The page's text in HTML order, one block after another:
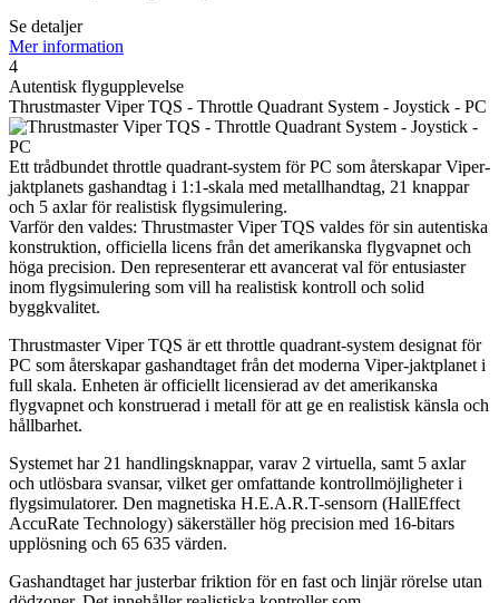
Se detaljer
Mer information
4
Autentisk flygupplevelse
Thrustmaster Viper TQS - Throttle Quadrant System - Joystick - PC
Ett trådbundet throttle quadrant-system för PC som återskapar Viper-
jaktplanets gashandtag i 1:1-skala med metallhandtag, 21 knappar
och 5 axlar för realistisk flygsimulering.
Varför den valdes: Thrustmaster Viper TQS valdes för sin autentiska
konstruktion, officiella licens från det amerikanska flygvapnet och
höga precision. Den representerar ett avancerat val för entusiaster
inom flygsimulering som vill ha realistisk kontroll och solid
byggkvalitet.
Thrustmaster Viper TQS är ett throttle quadrant-system designat för
PC som återskapar gashandtaget från det moderna Viper-jaktplanet i
full skala. Enheten är officiellt licensierad av det amerikanska
flygvapnet och konstruerad i metall för att ge en realistisk känsla och
hållbarhet.
Systemet har 21 handlingsknappar, varav 2 virtuella, samt 5 axlar
och utlösbara svansar, vilket ger omfattande kontrollmöjligheter i
flygsimulatorer. Den magnetiska H.E.A.R.T-sensorn (HallEffect
AccuRate Technology) säkerställer hög precision med 16-bitars
upplösning och 65 635 värden.
Gashandtaget har justerbar friktion för en fast och linjär rörelse utan